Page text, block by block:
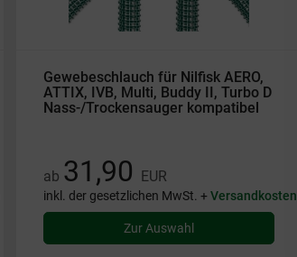
Gewebeschlauch für Nilfisk AERO,
ATTIX, IVB, Multi, Buddy II, Turbo D
Nass-/Trockensauger kompatibel
ab 31,90 EUR
inkl. der gesetzlichen MwSt. +Versandkosten
Zur Auswahl